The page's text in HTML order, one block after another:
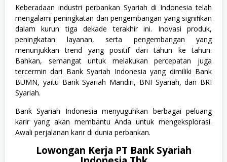
Keberadaan industri perbankan Syariah di Indonesia telah
mengalami peningkatan dan pengembangan yang signiﬁkan
dalam kurun tiga dekade terakhir ini. Inovasi produk,
peningkatan layanan, serta pengembangan yang
menunjukkan trend yang positif dari tahun ke tahun.
Bahkan, semangat untuk melakukan percepatan juga
tercermin dari Bank Syariah Indonesia yang dimiliki Bank
BUMN, yaitu Bank Syariah Mandiri, BNI Syariah, dan BRI
Syariah.
Bank Syariah Indonesia menyuguhkan berbagai peluang
karir yang akan membantu Anda untuk mengeksplorasi.
Awali perjalanan karir di dunia perbankan.
Lowongan Kerja PT Bank Syariah